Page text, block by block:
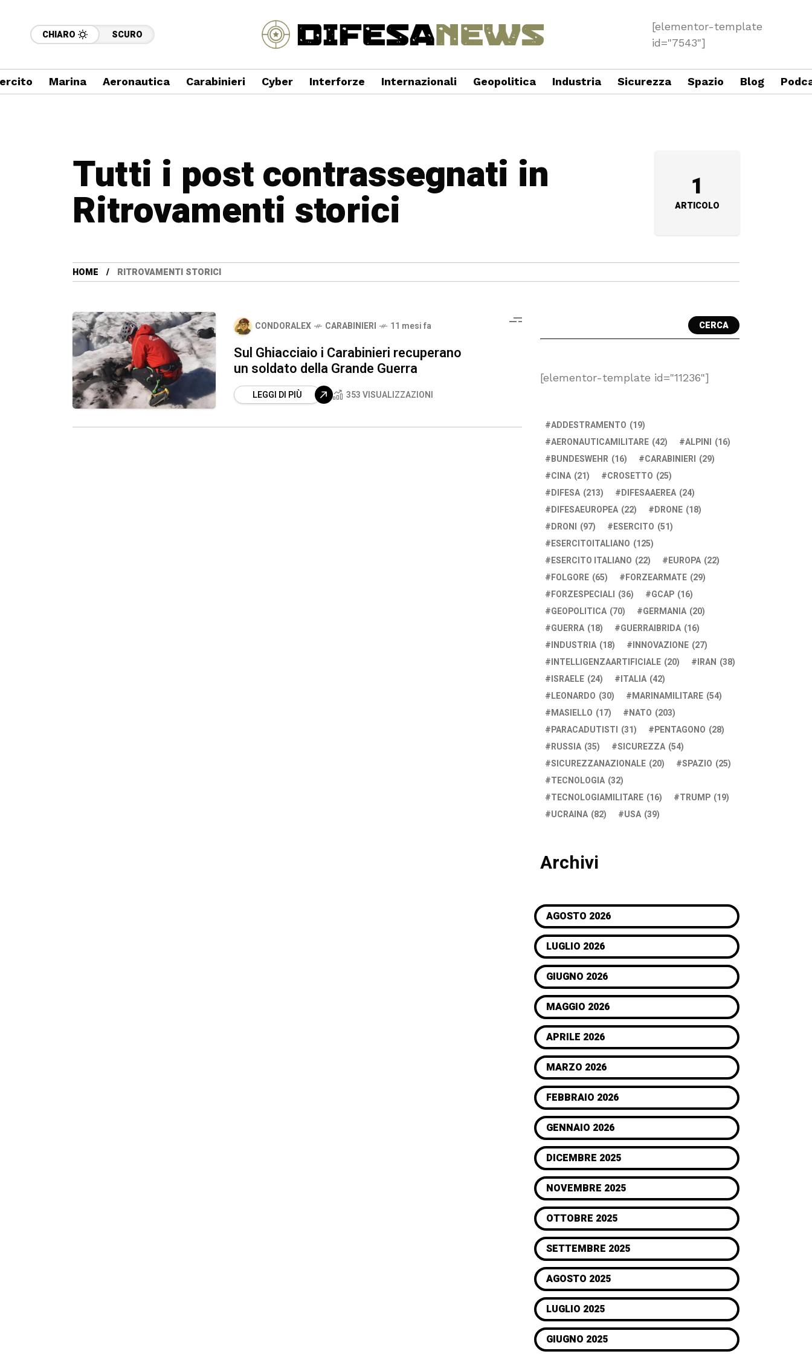
CHIARO SCURO
[elementor-template
id="7543"]
Marina Aeronautica Carabinieri Cyber Interforze Internazionali Geopolitica Industria Sicurezza Spazio Blog
Tutti i post contrassegnati in
Ritrovamenti storici 1
ARTICOLO
HOME RITROVAMENTI STORICI
CONDORALEX CARABINIERI 11 mesi fa
Sul Ghiacciaio i Carabinieri recuperano
un soldato della Grande Guerra
LEGGI DI PIÙ 353 VISUALIZZAZIONI
CERCA
[elementor-template id="11236"]
ADDESTRAMENTO (19)
AERONAUTICAMILITARE (42) ALPINI (16)
BUNDESWEHR (16) CARABINIERI (29)
CINA (21) CROSETTO (25)
DIFESA (213) DIFESAAEREA (24)
DIFESAEUROPEA (22) DRONE (18)
DRONI (97) ESERCITO (51)
ESERCITOITALIANO (125)
ESERCITO ITALIANO (22) EUROPA (22)
FOLGORE (65) FORZEARMATE (29)
FORZESPECIALI (36) GCAP (16)
GEOPOLITICA (70) GERMANIA (20)
GUERRA (18) GUERRAIBRIDA (16)
INDUSTRIA (18) INNOVAZIONE (27)
INTELLIGENZAARTIFICIALE (20) IRAN (38)
ISRAELE (24) ITALIA (42)
LEONARDO (30) MARINAMILITARE (54)
MASIELLO (17) NATO (203)
PARACADUTISTI (31) PENTAGONO (28)
RUSSIA (35) SICUREZZA (54)
SICUREZZANAZIONALE (20) SPAZIO (25)
TECNOLOGIA (32)
TECNOLOGIAMILITARE (16) TRUMP (19)
UCRAINA (82) USA (39)
Archivi
AGOSTO 2026
LUGLIO 2026
GIUGNO 2026
MAGGIO 2026
APRILE 2026
MARZO 2026
FEBBRAIO 2026
GENNAIO 2026
DICEMBRE 2025
NOVEMBRE 2025
OTTOBRE 2025
SETTEMBRE 2025
AGOSTO 2025
LUGLIO 2025
GIUGNO 2025